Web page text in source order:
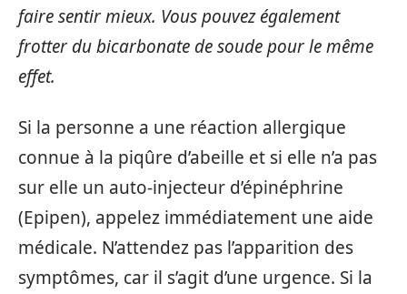
faire sentir mieux. Vous pouvez également
frotter du bicarbonate de soude pour le même
effet.
Si la personne a une réaction allergique
connue à la piqûre d’abeille et si elle n’a pas
sur elle un auto-injecteur d’épinéphrine
(Epipen), appelez immédiatement une aide
médicale. N’attendez pas l’apparition des
symptômes, car il s’agit d’une urgence. Si la